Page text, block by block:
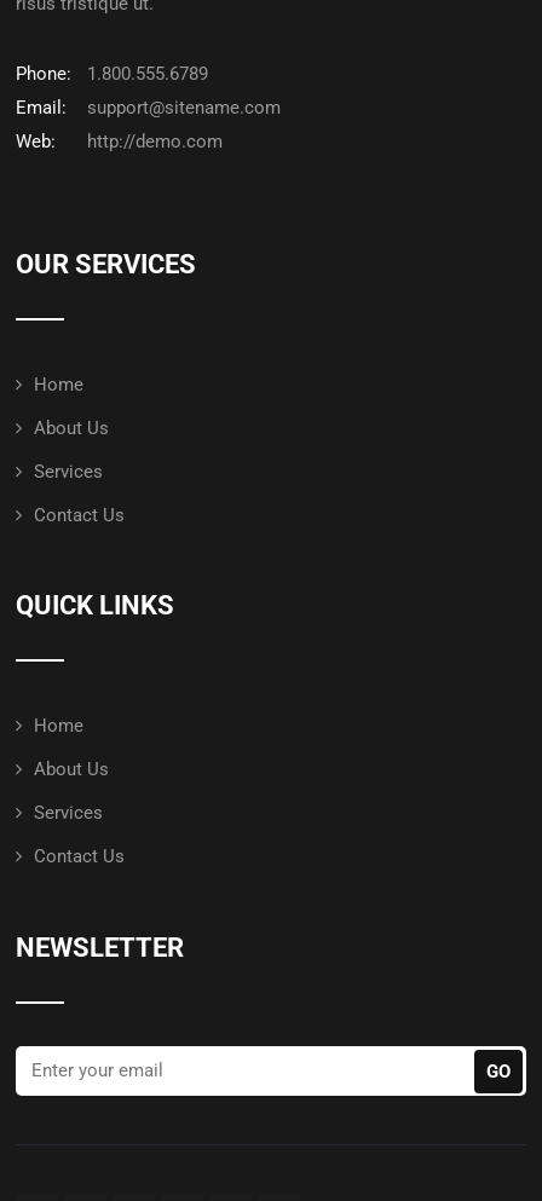
Phone:
1.800.555.6789
Email:
support@sitename.com
Web:
http://demo.com
OUR SERVICES
Home
About Us
Services
Contact Us
QUICK LINKS
Home
About Us
Services
Contact Us
NEWSLETTER